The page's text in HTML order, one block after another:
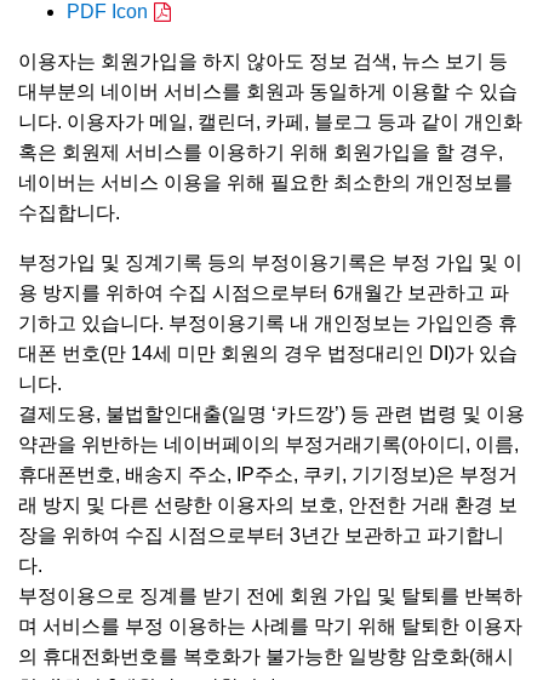
PDF Icon
이용자는 회원가입을 하지 않아도 정보 검색, 뉴스 보기 등
대부분의 네이버 서비스를 회원과 동일하게 이용할 수 있습
니다. 이용자가 메일, 캘린더, 카페, 블로그 등과 같이 개인화
혹은 회원제 서비스를 이용하기 위해 회원가입을 할 경우,
네이버는 서비스 이용을 위해 필요한 최소한의 개인정보를
수집합니다.
부정가입 및 징계기록 등의 부정이용기록은 부정 가입 및 이
용 방지를 위하여 수집 시점으로부터 6개월간 보관하고 파
기하고 있습니다. 부정이용기록 내 개인정보는 가입인증 휴
대폰 번호(만 14세 미만 회원의 경우 법정대리인 DI)가 있습
니다.
결제도용, 불법할인대출(일명 ‘카드깡’) 등 관련 법령 및 이용
약관을 위반하는 네이버페이의 부정거래기록(아이디, 이름,
휴대폰번호, 배송지 주소, IP주소, 쿠키, 기기정보)은 부정거
래 방지 및 다른 선량한 이용자의 보호, 안전한 거래 환경 보
장을 위하여 수집 시점으로부터 3년간 보관하고 파기합니
다. ​
부정이용으로 징계를 받기 전에 회원 가입 및 탈퇴를 반복하
며 서비스를 부정 이용하는 사례를 막기 위해 탈퇴한 이용자
의 휴대전화번호를 복호화가 불가능한 일방향 암호화(해시